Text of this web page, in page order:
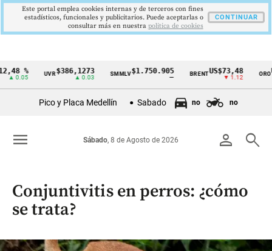
Cintillo
Colombia
%
▲ 0.05
UVR$386,1273
▲ 0.03
SMMLV$1.750.905 BRENTUS$73,48
▼ 1.12
ORO
Pico y Placa Medellín Sabado no no
person search
Sábado, 8 de Agosto de 2026
menu
Conjuntivitis en perros: ¿cómo
se trata?
Este portal emplea cookies internas y de terceros con fines
estadísticos, funcionales y publicitarios. Puede aceptarlas o
consultar más en nuestra politica de cookies
CONTINUAR